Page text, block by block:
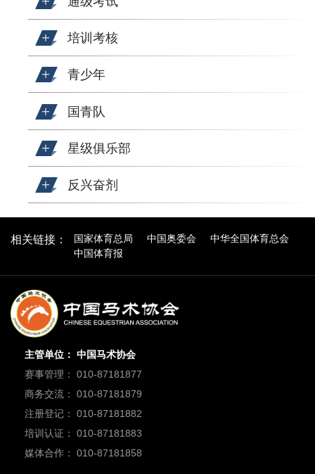
培训考核
青少年
国青队
星级俱乐部
反兴奋剂
相关链接： 国家体育总局 中国奥委会
中华全国体育总会
中国体育报
主管单位： 中国马术协会
赛事管理： 010-87181877
商务交流： 010-87181879
注册登记： 010-87181882
培训认证： 010-87181883
媒体合作： 010-87181858